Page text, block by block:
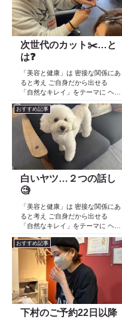
次世代のカット✂️…と
は❓
「美容と健康」は 密接な関係にあ
ると考え ご自身だから出せる
「自然なキレイ」をテーマに ヘア
の 「根本改善」を目的とした美容
院 Def 古江です 2023年３月30日
より スタートしたこのブログ
日々の事や...
おすすめ記事
白いヤツ…２つの話し
🧐
「美容と健康」は 密接な関係にあ
ると考え ご自身だから出せる
「自然なキレイ」をテーマに ヘア
の 「根本改善」を目的とした美容
院 Def 古江です 2023年３月30日
より スタートしたこのブログ
日々の事や...
おすすめ記事
下村のご予約22日以降